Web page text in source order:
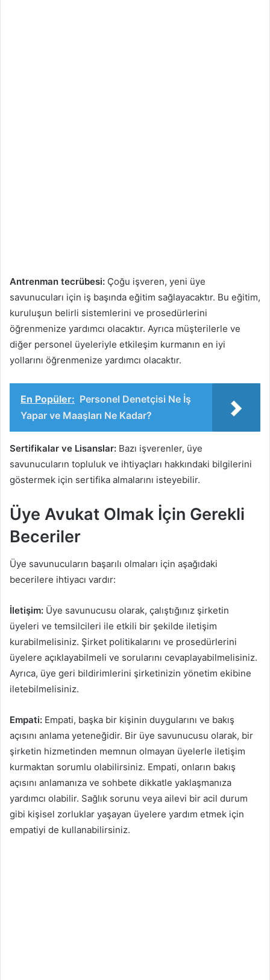
Antrenman tecrübesi: Çoğu işveren, yeni üye
savunucuları için iş başında eğitim sağlayacaktır. Bu eğitim,
kuruluşun belirli sistemlerini ve prosedürlerini
öğrenmenize yardımcı olacaktır. Ayrıca müşterilerle ve
diğer personel üyeleriyle etkileşim kurmanın en iyi
yollarını öğrenmenize yardımcı olacaktır.
En Popüler: Personel Denetçisi Ne İş
Yapar ve Maaşları Ne Kadar?
Sertifikalar ve Lisanslar: Bazı işverenler, üye
savunucuların topluluk ve ihtiyaçları hakkındaki bilgilerini
göstermek için sertifika almalarını isteyebilir.
Üye Avukat Olmak İçin Gerekli
Beceriler
Üye savunucuların başarılı olmaları için aşağıdaki
becerilere ihtiyacı vardır:
İletişim: Üye savunucusu olarak, çalıştığınız şirketin
üyeleri ve temsilcileri ile etkili bir şekilde iletişim
kurabilmelisiniz. Şirket politikalarını ve prosedürlerini
üyelere açıklayabilmeli ve sorularını cevaplayabilmelisiniz.
Ayrıca, üye geri bildirimlerini şirketinizin yönetim ekibine
iletebilmelisiniz.
Empati: Empati, başka bir kişinin duygularını ve bakış
açısını anlama yeteneğidir. Bir üye savunucusu olarak, bir
şirketin hizmetinden memnun olmayan üyelerle iletişim
kurmaktan sorumlu olabilirsiniz. Empati, onların bakış
açısını anlamanıza ve sohbete dikkatle yaklaşmanıza
yardımcı olabilir. Sağlık sorunu veya ailevi bir acil durum
gibi kişisel zorluklar yaşayan üyelere yardım etmek için
empatiyi de kullanabilirsiniz.